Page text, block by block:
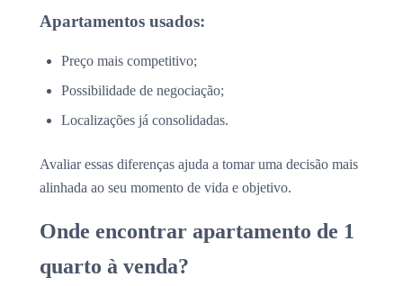
Apartamentos usados:
Preço mais competitivo;
Possibilidade de negociação;
Localizações já consolidadas.
Avaliar essas diferenças ajuda a tomar uma decisão mais
alinhada ao seu momento de vida e objetivo.
Onde encontrar apartamento de 1
quarto à venda?